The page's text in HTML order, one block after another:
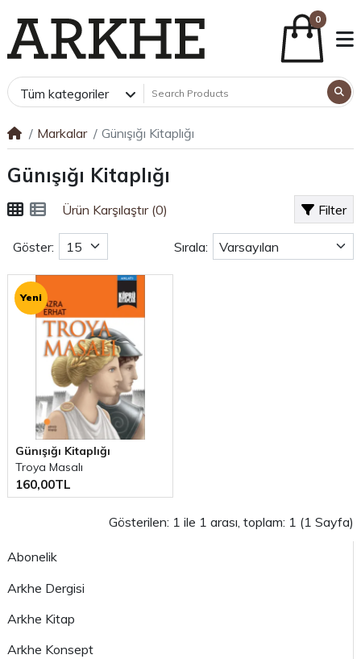
0
Tüm kategoriler
Markalar Günışığı Kitaplığı
Abonelik
Arkhe Dergisi
Arkhe Kitap
Arkhe Konsept
Günışığı Kitaplığı
Filter
Ürün Karşılaştır (0)
Göster: Sırala:
Yeni
Günışığı Kitaplığı
Troya Masalı
160,00TL
Gösterilen: 1 ile 1 arası, toplam: 1 (1 Sayfa)